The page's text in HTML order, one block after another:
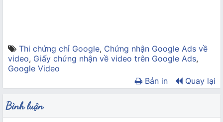
Thi chứng chỉ Google, Chứng nhận Google Ads về
video, Giấy chứng nhận về video trên Google Ads,
Google Video
Bản in
Quay lại
Bình luận